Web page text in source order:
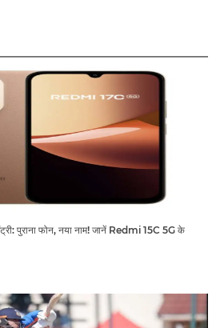
पुराना फोन, नया नाम! जानें Redmi 15C 5G के